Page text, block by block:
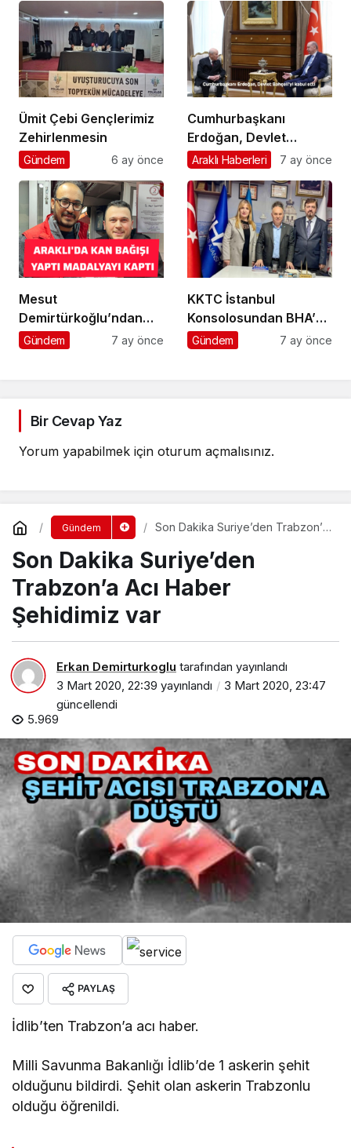
Ümit Çebi Gençlerimiz
Zehirlenmesin
Gündem 6 ay önce
Cumhurbaşkanı
Erdoğan, Devlet
Bahçeli’yi kabul etti
Araklı Haberleri 7 ay önce
Mesut
Demirtürkoğlu’ndan
Örnek Davranış
Gündem 7 ay önce
KKTC İstanbul
Konsolosundan BHA’ya
Ziyaret
Gündem 7 ay önce
Bir Cevap Yaz
Yorum yapabilmek için oturum açmalısınız.
Gündem
Son Dakika Suriye’den Trabzon’a
Son Dakika Suriye’den
Trabzon’a Acı Haber
Şehidimiz var
Erkan Demirturkoglu tarafından yayınlandı
3 Mart 2020, 22:39 yayınlandı
3 Mart 2020, 23:47
güncellendi
5.969
PAYLAŞ
İdlib’ten Trabzon’a acı haber.
Milli Savunma Bakanlığı İdlib’de 1 askerin şehit
olduğunu bildirdi. Şehit olan askerin Trabzonlu
olduğu öğrenildi.